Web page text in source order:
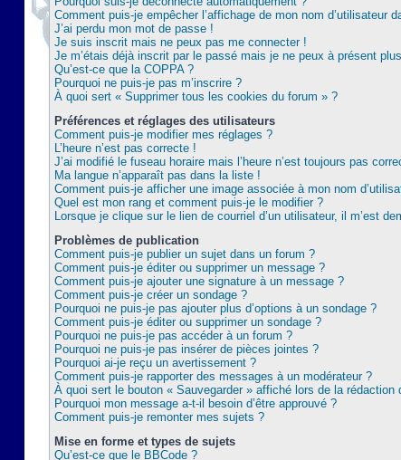
Comment puis-je empêcher l’affichage de mon nom d’utilisateur
J’ai perdu mon mot de passe !
Je suis inscrit mais ne peux pas me connecter !
Je m’étais déjà inscrit par le passé mais je ne peux à présent
Qu’est-ce que la COPPA ?
Pourquoi ne puis-je pas m’inscrire ?
À quoi sert « Supprimer tous les cookies du forum » ?
Préférences et réglages des utilisateurs
Comment puis-je modifier mes réglages ?
L’heure n’est pas correcte !
J’ai modifié le fuseau horaire mais l’heure n’est toujours pas
Ma langue n’apparaît pas dans la liste !
Comment puis-je afficher une image associée à mon nom
Quel est mon rang et comment puis-je le modifier ?
Lorsque je clique sur le lien de courriel d’un utilisateur, il m’est
Problèmes de publication
Comment puis-je publier un sujet dans un forum ?
Comment puis-je éditer ou supprimer un message ?
Comment puis-je ajouter une signature à un message ?
Comment puis-je créer un sondage ?
Pourquoi ne puis-je pas ajouter plus d’options à un sondage ?
Comment puis-je éditer ou supprimer un sondage ?
Pourquoi ne puis-je pas accéder à un forum ?
Pourquoi ne puis-je pas insérer de pièces jointes ?
Pourquoi ai-je reçu un avertissement ?
Comment puis-je rapporter des messages à un modérateur ?
À quoi sert le bouton « Sauvegarder » affiché lors de la rédaction
Pourquoi mon message a-t-il besoin d’être approuvé ?
Comment puis-je remonter mes sujets ?
Mise en forme et types de sujets
Qu’est-ce que le BBCode ?